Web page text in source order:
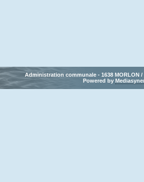
Administration communale - 1638 MORLON /
Powered by